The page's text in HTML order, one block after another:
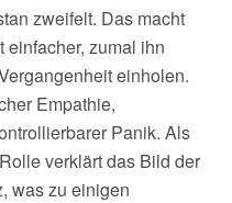
zweifelt. Das macht
zumal ihn
einholen.
Empathie,
Panik. Als
verklärt das Bild der
was zu einigen